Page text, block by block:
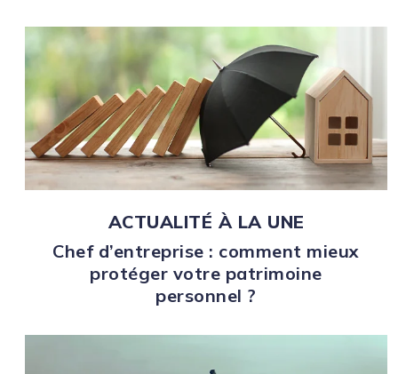
ACTUALITÉ À LA UNE
Chef d’entreprise : comment mieux
protéger votre patrimoine
personnel ?